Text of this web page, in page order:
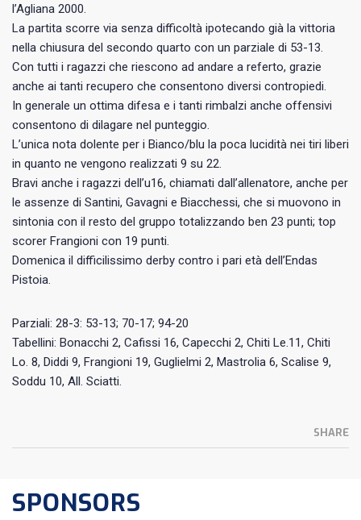
l’Agliana 2000.
La partita scorre via senza difficoltà ipotecando già la vittoria
nella chiusura del secondo quarto con un parziale di 53-13.
Con tutti i ragazzi che riescono ad andare a referto, grazie
anche ai tanti recupero che consentono diversi contropiedi.
In generale un ottima difesa e i tanti rimbalzi anche offensivi
consentono di dilagare nel punteggio.
L’unica nota dolente per i Bianco/blu la poca lucidità nei tiri liberi
in quanto ne vengono realizzati 9 su 22.
Bravi anche i ragazzi dell’u16, chiamati dall’allenatore, anche per
le assenze di Santini, Gavagni e Biacchessi, che si muovono in
sintonia con il resto del gruppo totalizzando ben 23 punti; top
scorer Frangioni con 19 punti.
Domenica il difficilissimo derby contro i pari età dell’Endas
Pistoia.
Parziali: 28-3: 53-13; 70-17; 94-20
Tabellini: Bonacchi 2, Cafissi 16, Capecchi 2, Chiti Le.11, Chiti
Lo. 8, Diddi 9, Frangioni 19, Guglielmi 2, Mastrolia 6, Scalise 9,
Soddu 10, All. Sciatti.
SHARE
SPONSORS